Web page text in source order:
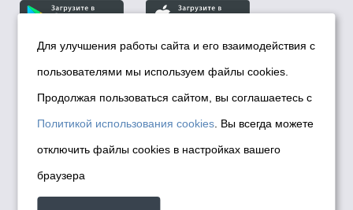
© Департамент информационной политики мэрии
города Новосибирска, 2026
Политика использования Cookies
Политика по обработке персональных
данных в информационных системах
мэрии города Новосибирска
Для улучшения работы сайта и его взаимодействия с
пользователями мы используем файлы cookies.
Продолжая пользоваться сайтом, вы соглашаетесь с
Политикой использования cookies . Вы всегда можете
отключить файлы cookies в настройках вашего
браузера